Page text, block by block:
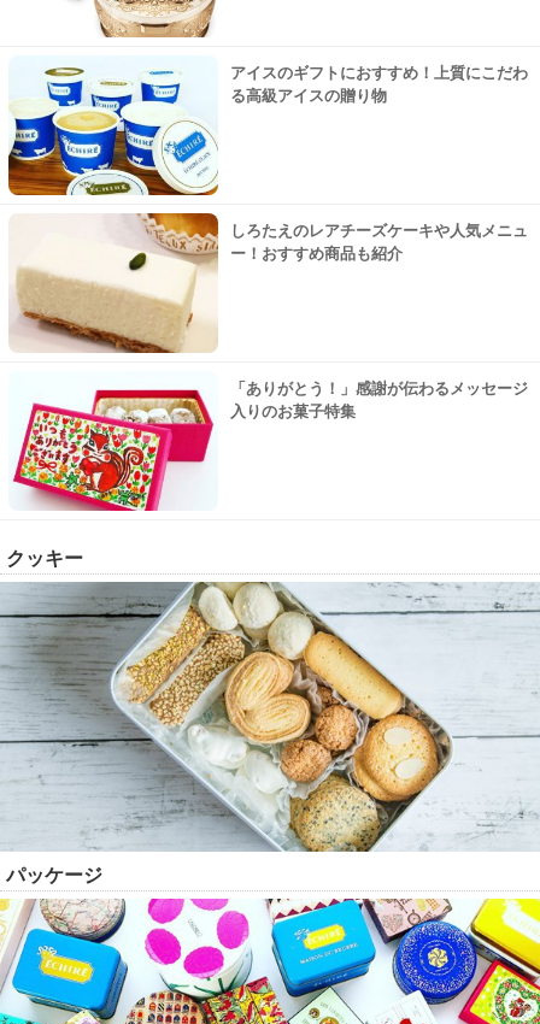
アイスのギフトにおすすめ！上質にこだわ
る高級アイスの贈り物
しろたえのレアチーズケーキや人気メニュ
ー！おすすめ商品も紹介
「ありがとう！」感謝が伝わるメッセージ
入りのお菓子特集
クッキー
パッケージ